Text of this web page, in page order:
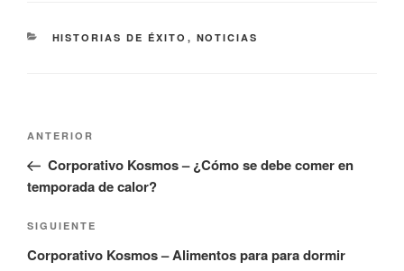
CATEGORÍAS
HISTORIAS DE ÉXITO , NOTICIAS
Navegación
entradas
Entrada
anterior:
ANTERIOR
Corporativo Kosmos – ¿Cómo se debe comer en
temporada de calor?
Siguiente
entrada
SIGUIENTE
Corporativo Kosmos – Alimentos para para dormir